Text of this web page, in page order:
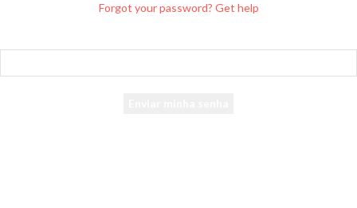
Forgot your password? Get help